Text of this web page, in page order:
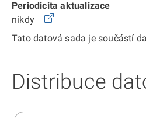
Periodicita aktualizace
nikdy
Tato datová sada je součástí
Distribuce